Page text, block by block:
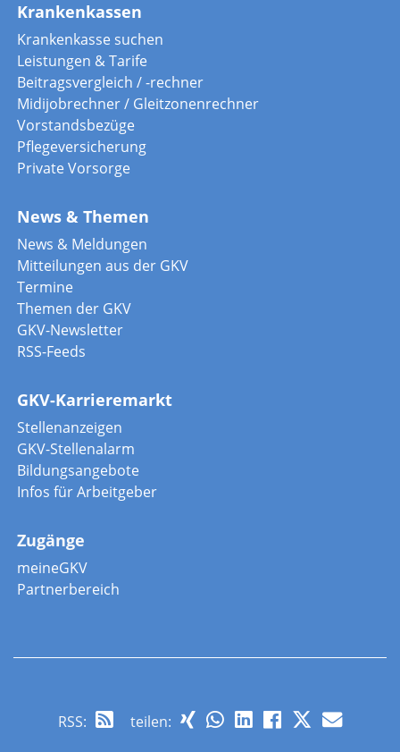
Krankenkassen
Krankenkasse suchen
Leistungen & Tarife
Beitragsvergleich / -rechner
Midijobrechner / Gleitzonenrechner
Vorstandsbezüge
Pflegeversicherung
Private Vorsorge
News & Themen
News & Meldungen
Mitteilungen aus der GKV
Termine
Themen der GKV
GKV-Newsletter
RSS-Feeds
GKV-Karrieremarkt
Stellenanzeigen
GKV-Stellenalarm
Bildungsangebote
Infos für Arbeitgeber
Zugänge
meineGKV
Partnerbereich
RSS: teilen: